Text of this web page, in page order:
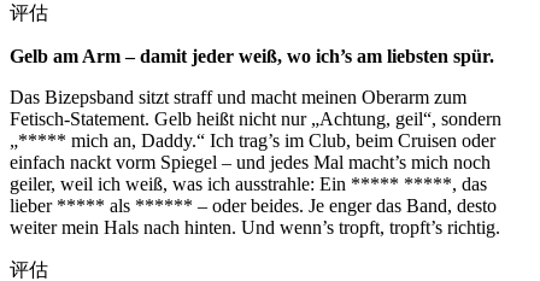
评估
Gelb am Arm – damit jeder weiß, wo ich’s am liebsten spür.
Das Bizepsband sitzt straff und macht meinen Oberarm zum
Fetisch-Statement. Gelb heißt nicht nur „Achtung, geil“, sondern
„***** mich an, Daddy.“ Ich trag’s im Club, beim Cruisen oder
einfach nackt vorm Spiegel – und jedes Mal macht’s mich noch
geiler, weil ich weiß, was ich ausstrahle: Ein ***** *****, das
lieber ***** als ****** – oder beides. Je enger das Band, desto
weiter mein Hals nach hinten. Und wenn’s tropft, tropft’s richtig.
评估